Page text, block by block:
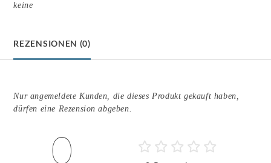
keine
REZENSIONEN (0)
0
Nur angemeldete Kunden, die dieses Produkt gekauft haben,
dürfen eine Rezension abgeben.